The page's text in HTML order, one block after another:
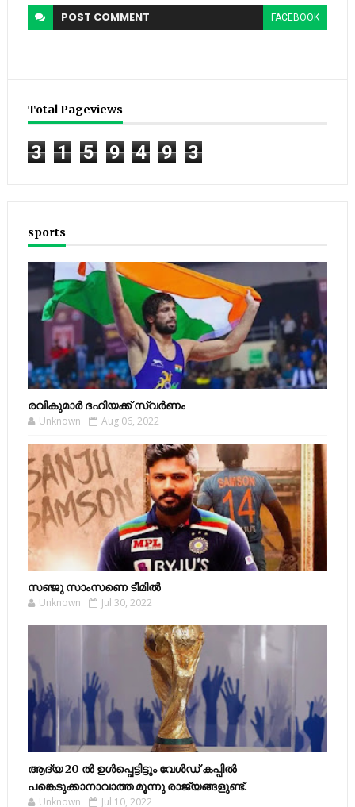
POST COMMENT FACEBOOK
Total Pageviews
3 1 5 9 4 9 3
sports
രവികുമാര്‍ ദഹിയക്ക് സ്വര്‍ണം
Unknown Aug 06, 2022
സഞ്ജു സാംസണെ ടീമില്‍
Unknown Jul 30, 2022
ആദ്യ 20 ല്‍ ഉള്‍പ്പെട്ടിട്ടും വേള്‍ഡ് കപ്പില്‍
പങ്കെടുക്കാനാവാത്ത മൂന്നു രാജ്യങ്ങളുണ്ട്.
Unknown Jul 10, 2022